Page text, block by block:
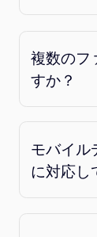
複数のフ
すか？
モバイル
に対応し